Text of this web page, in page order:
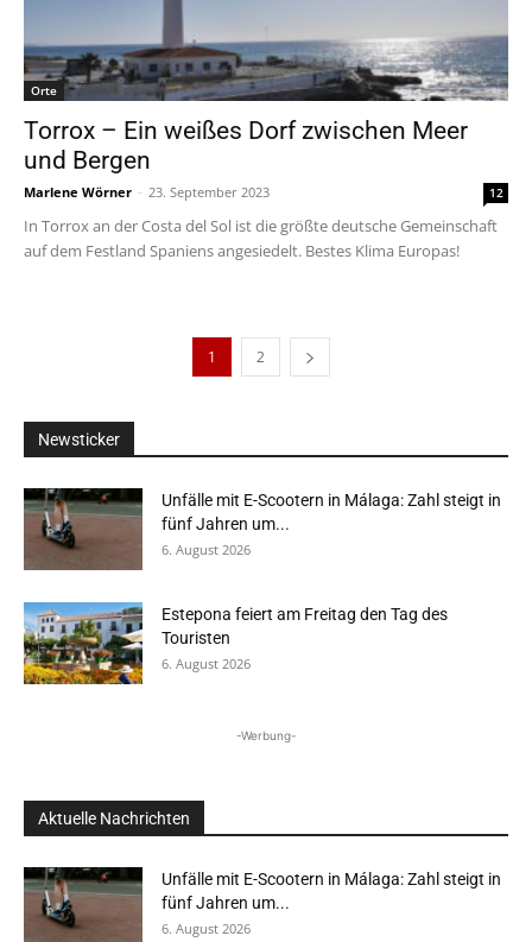
Orte
Torrox – Ein weißes Dorf zwischen Meer
und Bergen
Marlene Wörner - 23. September 2023 12
In Torrox an der Costa del Sol ist die größte deutsche Gemeinschaft
auf dem Festland Spaniens angesiedelt. Bestes Klima Europas!
1 2
Newsticker
Unfälle mit E-Scootern in Málaga: Zahl steigt in
fünf Jahren um...
6. August 2026
Estepona feiert am Freitag den Tag des
Touristen
6. August 2026
-Werbung-
Aktuelle Nachrichten
Unfälle mit E-Scootern in Málaga: Zahl steigt in
fünf Jahren um...
6. August 2026